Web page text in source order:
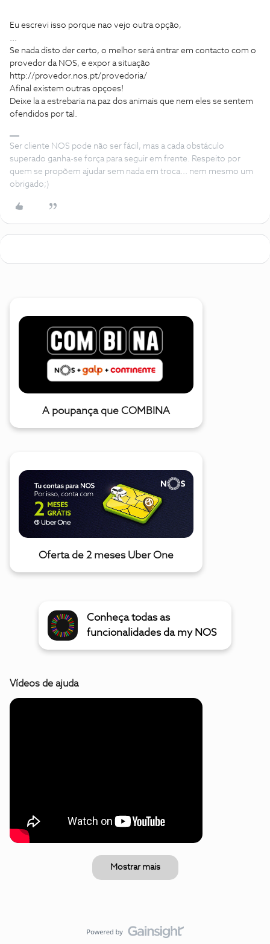
Eu escrevi isso porque nao vejo outra opção,
...
Se nada disto der certo, o melhor será entrar em contacto com o
provedor da NOS, e expor a situação
http://provedor.nos.pt/provedoria/
Afinal existem outras opçoes!
Deixe la a estrebaria na paz dos animais que nem eles se sentem
ofendidos por tal.
Ser cliente NOS pode não ser fácil, mas a cada obstáculo
superado ganha-se força para seguir em frente. Respeito por
quem se propõem ajudar sem nada em troca... nem mesmo um
obrigado;)
A poupança que COMBINA
Oferta de 2 meses Uber One
Conheça todas as
funcionalidades da my NOS
Vídeos de ajuda
Mostrar mais